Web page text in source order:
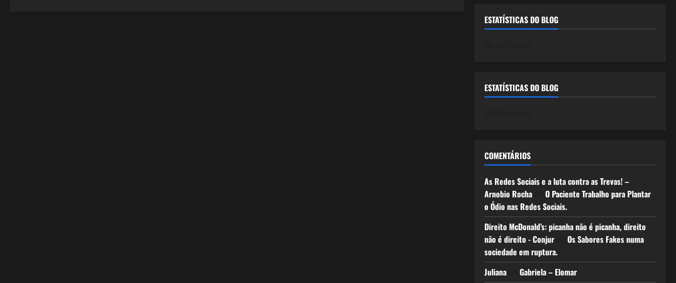
ESTATÍSTICAS DO BLOG
ESTATÍSTICAS DO BLOG
COMENTÁRIOS
As Redes Sociais e a luta contra as Trevas! –
Arnobio Rochaem O Paciente Trabalho para Plantar
o Ódio nas Redes Sociais.
Direito McDonald’s: picanha não é picanha, direito
não é direito - Conjurem Os Sabores Fakes numa
sociedade em ruptura.
Julianaem Gabriela – Elomar